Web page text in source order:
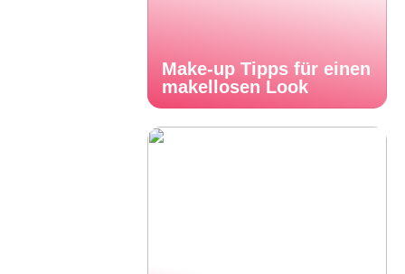
Make-up Tipps für einen
makellosen Look